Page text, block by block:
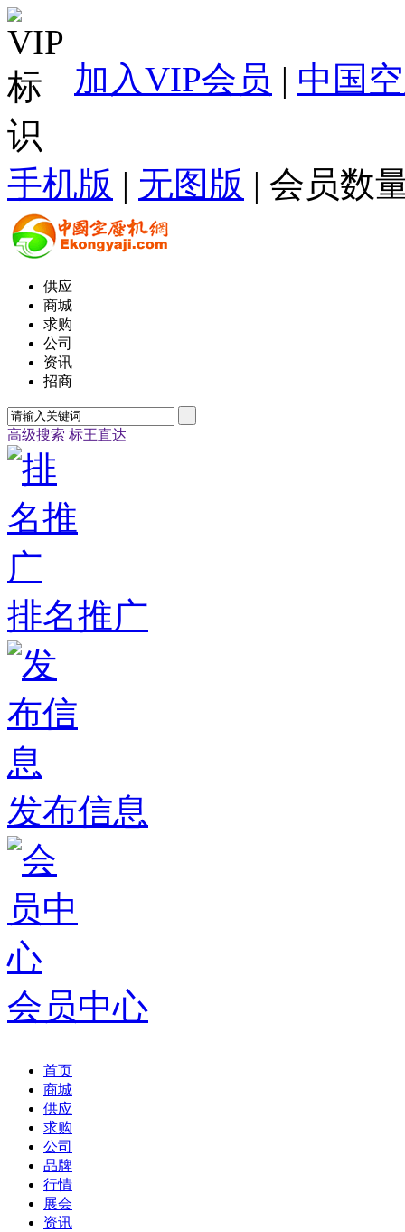
加入VIP会员 | 中国
手机版 | 无图版 | 会员数
供应
商城
求购
公司
资讯
招商
高级搜索 标王直达
排名推广
发布信息
会员中心
首页
商城
供应
求购
公司
品牌
行情
展会
资讯